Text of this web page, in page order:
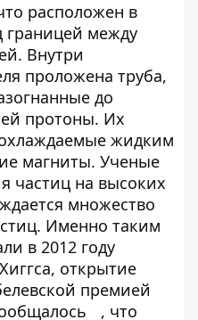
расположен в
границей между
Внутри
проложена труба,
до
протоны. Их
жидким
магниты. Ученые
частиц на высоких
множество
Именно таким
в 2012 году
открытие
премией
, что